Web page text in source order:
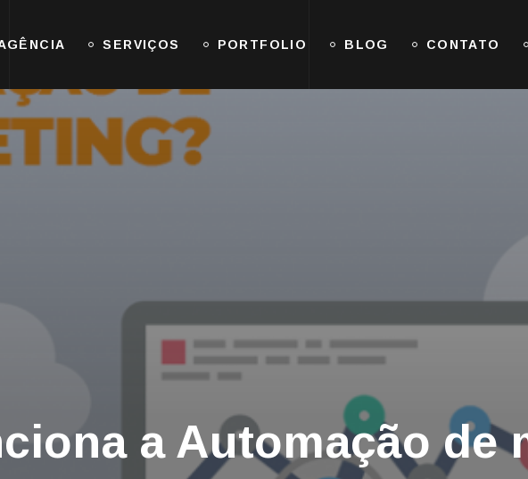
SERVIÇOS PORTFOLIO BLOG CONTATO
a Automação de